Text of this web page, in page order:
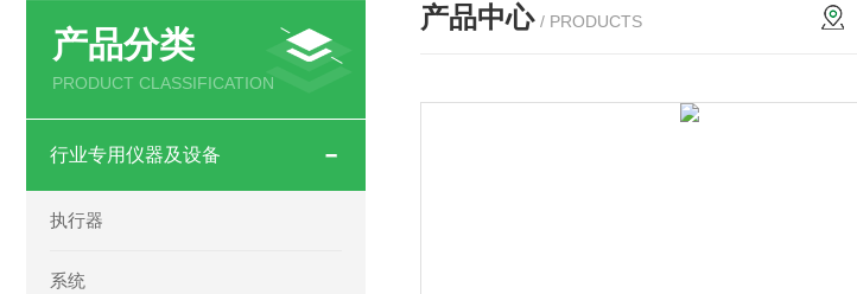
产品分类
PRODUCT CLASSIFICATION
行业专用仪器及设备
执行器
系统
产品中心 / PRODUCTS